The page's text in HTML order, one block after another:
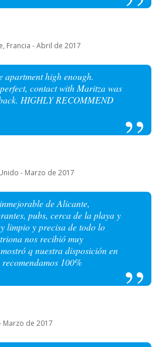
Francia - Abril de 2017
apartment high enough.
contact with Maritza was
HIGHLY RECOMMEND
- Marzo de 2017
de Alicante,
pubs, cerca de la playa y
limpio y precisa de todo lo
nos recibió muy
q nuestra disposición en
100%
Marzo de 2017